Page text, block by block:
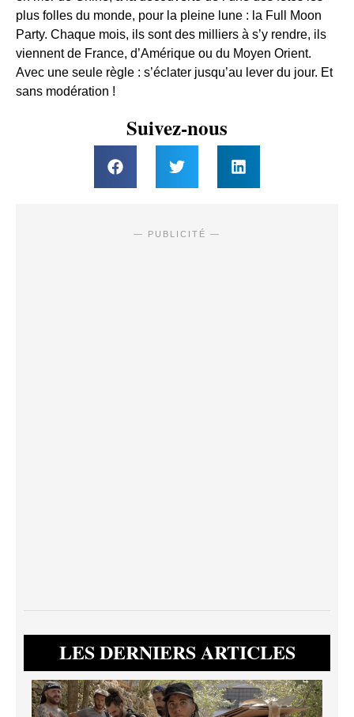
plus folles du monde, pour la pleine lune : la Full Moon
Party. Chaque mois, ils sont des milliers à s’y rendre, ils
viennent de France, d’Amérique ou du Moyen Orient.
Avec une seule règle : s’éclater jusqu’au lever du jour. Et
sans modération !
Suivez-nous
— PUBLICITÉ —
LES DERNIERS ARTICLES